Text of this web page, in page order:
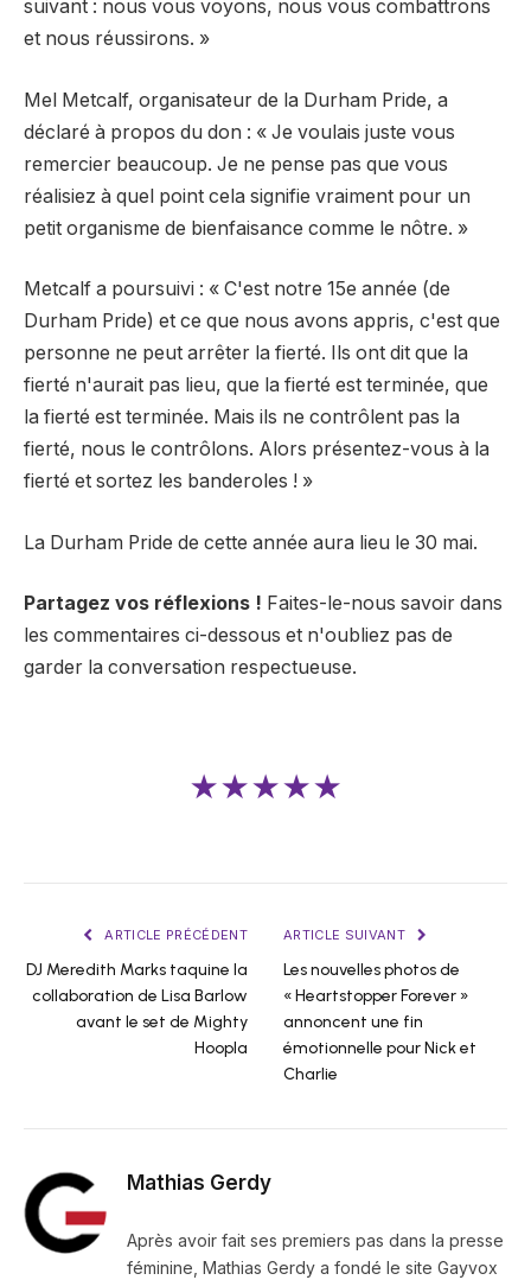
suivant : nous vous voyons, nous vous combattrons
et nous réussirons. »
Mel Metcalf, organisateur de la Durham Pride, a
déclaré à propos du don : « Je voulais juste vous
remercier beaucoup. Je ne pense pas que vous
réalisiez à quel point cela signifie vraiment pour un
petit organisme de bienfaisance comme le nôtre. »
Metcalf a poursuivi : « C'est notre 15e année (de
Durham Pride) et ce que nous avons appris, c'est que
personne ne peut arrêter la fierté. Ils ont dit que la
fierté n'aurait pas lieu, que la fierté est terminée, que
la fierté est terminée. Mais ils ne contrôlent pas la
fierté, nous le contrôlons. Alors présentez-vous à la
fierté et sortez les banderoles ! »
La Durham Pride de cette année aura lieu le 30 mai.
Partagez vos réflexions ! Faites-le-nous savoir dans
les commentaires ci-dessous et n'oubliez pas de
garder la conversation respectueuse.
★★★★★
ARTICLE PRÉCÉDENT
DJ Meredith Marks taquine la
collaboration de Lisa Barlow
avant le set de Mighty
Hoopla
ARTICLE SUIVANT
Les nouvelles photos de
« Heartstopper Forever »
annoncent une fin
émotionnelle pour Nick et
Charlie
Mathias Gerdy
Après avoir fait ses premiers pas dans la presse
féminine, Mathias Gerdy a fondé le site Gayvox